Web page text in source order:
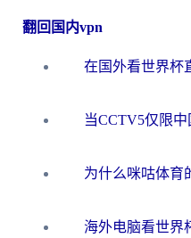
翻回国内vpn